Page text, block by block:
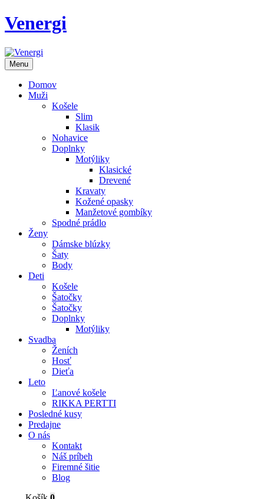
Venergi
Menu
Domov
Muži
Košele
Slim
Klasik
Nohavice
Doplnky
Motýliky
Klasické
Drevené
Kravaty
Kožené opasky
Manžetové gombíky
Spodné prádlo
Ženy
Dámske blúzky
Šaty
Body
Deti
Košele
Šatočky
Šatočky
Doplnky
Motýliky
Svadba
Ženích
Hosť
Dieťa
Leto
Ľanové košele
RIKKA PERTTI
Posledné kusy
Predajne
O nás
Kontakt
Náš príbeh
Firemné šitie
Blog